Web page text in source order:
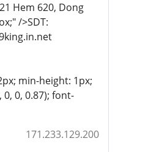
Hem 620, Dong
/>SDT:
min-height: 1px;
0, 0.87); font-
171.233.129.200